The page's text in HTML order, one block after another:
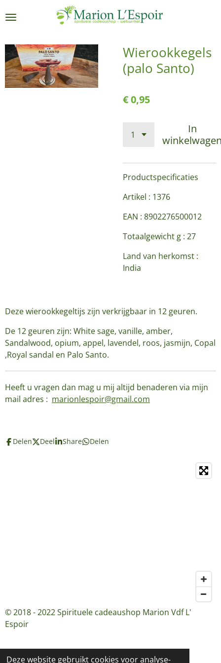
Deze website gebruikt cookies voor analyse-
direct
de
hoofdinhoud
Wierookkegels
(palo Santo)
€ 0,95
In
Productspecificaties
Artikel : 1376
EAN : 8902276500012
Totaalgewicht g : 27
Land van herkomst :
India
Deze wierookkegeltijs zijn verkrijgbaar in 12 geuren.
De 12 geuren zijn: White sage, vanille, amber,
Sandalwood, opium, appel, lavendel, roos, jasmijn, Copal
,Royal sandal en Palo Santo.
Heeft u vragen dan mag u mij altijd benaderen via mijn
mail adres : marionlespoir@gmail.com
Delen Deel Share Delen
© 2018 - 2022 Spirituele cadeaushop Marion Vdf L'
Espoir